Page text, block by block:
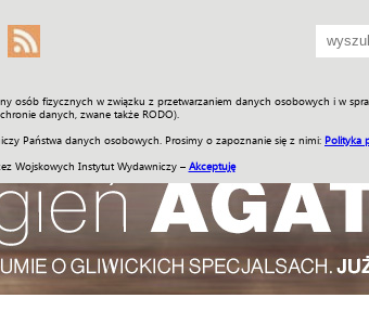
osób fizycznych w związku z przetwarzaniem danych osobowych i w
danych, zwane także RODO).
Państwa danych osobowych. Prosimy o zapoznanie się z nimi: Polityka
Wojskowych Instytut Wydawniczy – Akceptuję
Wideo ENGLISH SKLEP